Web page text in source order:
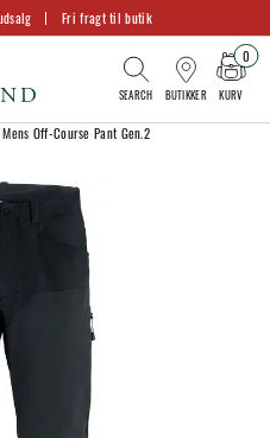
Fri fragt til butik
BUTIKKER KURV
0
Off-Course Pant Gen.2